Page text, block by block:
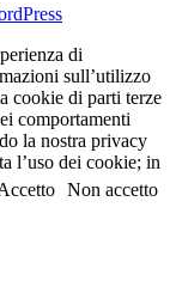
di
sull’utilizzo
cookie di parti terze
comportamenti
la nostra privacy
l’uso dei cookie; in
Non accetto